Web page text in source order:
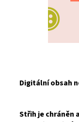
Digitální obsah
Střih je chráněn